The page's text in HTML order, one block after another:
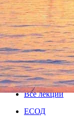
Лекция
08 апреля 2013,
Версия для печати
Все лекции
ЕСОД